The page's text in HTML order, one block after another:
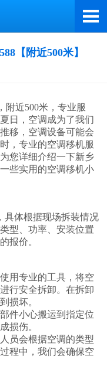
【附近500米】
附近500米，专业服
日，空调成为了我们
移，空调设备可能会
，专业的空调移机服
您详细介绍一下新乡
些实用的空调移机小
具体根据现场拆装情况
型、功率、安装位置
报价。
用专业的工具，将空
行安全拆卸。在拆卸
损坏。
件小心搬运到指定位
损伤。
员会根据空调的类型
程中，我们会确保空
加好友）